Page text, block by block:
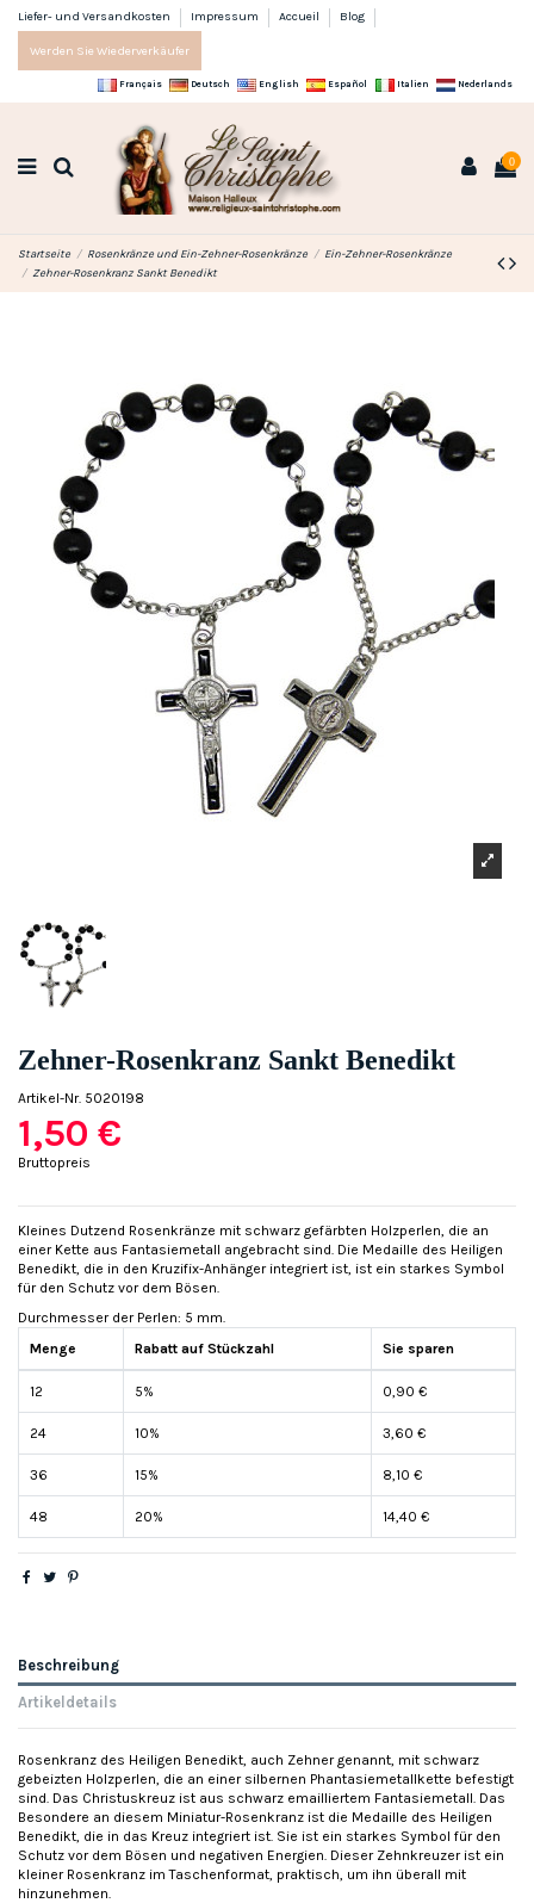
Liefer- und Versandkosten Impressum Accueil Blog
Werden Sie Wiederverkäufer
Français Deutsch English Español Italien Nederlands
0
Startseite Rosenkränze und Ein-Zehner-Rosenkränze
Ein-Zehner-Rosenkränze
Zehner-Rosenkranz Sankt Benedikt
Zehner-Rosenkranz Sankt Benedikt
Artikel-Nr. 5020198
1,50 €
Bruttopreis
Kleines Dutzend Rosenkränze mit schwarz gefärbten Holzperlen, die an
einer Kette aus Fantasiemetall angebracht sind. Die Medaille des Heiligen
Benedikt, die in den Kruzifix-Anhänger integriert ist, ist ein starkes Symbol
für den Schutz vor dem Bösen.
Durchmesser der Perlen: 5 mm.
Menge
Rabatt auf Stückzahl Sie sparen
12 5% 0,90 €
24 10% 3,60 €
36 15% 8,10 €
48 20% 14,40 €
Beschreibung
Artikeldetails
Rosenkranz des Heiligen Benedikt, auch Zehner genannt, mit schwarz
gebeizten Holzperlen, die an einer silbernen Phantasiemetallkette befestigt
sind. Das Christuskreuz ist aus schwarz emailliertem Fantasiemetall. Das
Besondere an diesem Miniatur-Rosenkranz ist die Medaille des Heiligen
Benedikt, die in das Kreuz integriert ist. Sie ist ein starkes Symbol für den
Schutz vor dem Bösen und negativen Energien. Dieser Zehnkreuzer ist ein
kleiner Rosenkranz im Taschenformat, praktisch, um ihn überall mit
hinzunehmen.